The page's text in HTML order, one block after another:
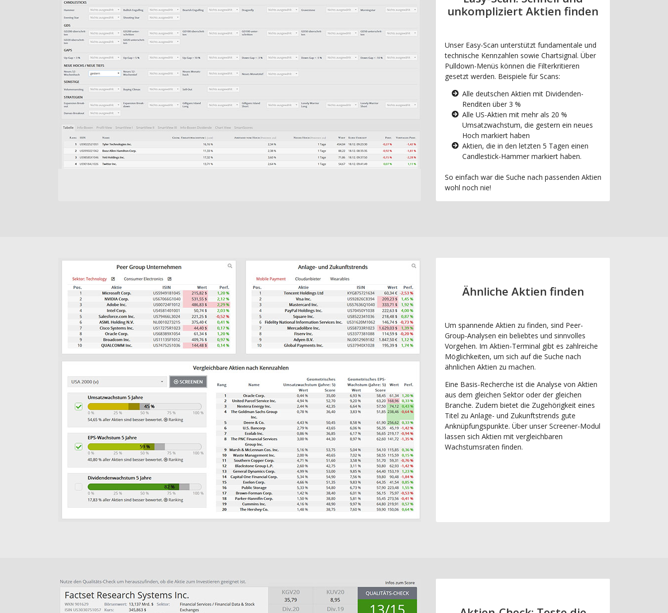
unkompliziert Aktien finden
Unser Easy-Scan unterstützt fundamentale und
technische Kennzahlen sowie Chartsignal. Über
Pulldown-Menüs können die Filterkritieren
gesetzt werden. Beispiele für Scans:
Alle deutschen Aktien mit Dividenden-
Renditen über 3 %
Alle US-Aktien mit mehr als 20 %
Umsatzwachstum, die gestern ein neues
Hoch markiert haben
Aktien, die in den letzten 5 Tagen einen
Candlestick-Hammer markiert haben.
So einfach war die Suche nach passenden Aktien
wohl noch nie!
Ähnliche Aktien finden
Um spannende Aktien zu finden, sind Peer-
Group-Analysen ein beliebtes und sinnvolles
Vorgehen. Im Aktien-Terminal gibt es zahlreiche
Möglichkeiten, um sich auf die Suche nach
ähnlichen Aktien zu machen.
Eine Basis-Recherche ist die Analyse von Aktien
aus dem gleichen Sektor oder der gleichen
Branche. Zudem bietet die Zugehörigkeit eines
Titel zu Anlage- und Zukunftstrends gute
Anknüpfungspunkte. Über unser Screener-Modul
lassen sich Aktien mit vergleichbaren
Wachstumsraten finden.